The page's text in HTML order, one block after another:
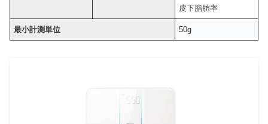
皮下脂肪率
最小計測単位 50g